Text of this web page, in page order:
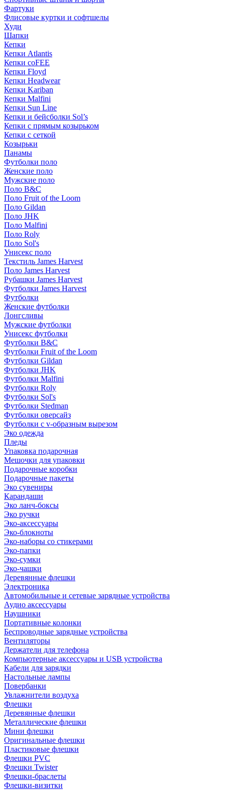
Фартуки
Флисовые куртки и софтшелы
Худи
Шапки
Кепки
Кепки Atlantis
Кепки coFEE
Кепки Floyd
Кепки Headwear
Кепки Kariban
Кепки Malfini
Кепки Sun Line
Кепки и бейсболки Sol’s
Кепки с прямым козырьком
Кепки с сеткой
Козырьки
Панамы
Футболки поло
Женские поло
Мужские поло
Поло B&C
Поло Fruit of the Loom
Поло Gildan
Поло JHK
Поло Malfini
Поло Roly
Поло Sol's
Унисекс поло
Текстиль James Harvest
Поло James Harvest
Рубашки James Harvest
Футболки James Harvest
Футболки
Женские футболки
Лонгсливы
Мужские футболки
Унисекс футболки
Футболки B&C
Футболки Fruit of the Loom
Футболки Gildan
Футболки JHK
Футболки Malfini
Футболки Roly
Футболки Sol's
Футболки Stedman
Футболки оверсайз
Футболки с v-образным вырезом
Эко одежда
Пледы
Упаковка подарочная
Мешочки для упаковки
Подарочные коробки
Подарочные пакеты
Эко сувениры
Карандаши
Эко ланч-боксы
Эко ручки
Эко-аксессуары
Эко-блокноты
Эко-наборы со стикерами
Эко-папки
Эко-сумки
Эко-чашки
Деревянные флешки
Электроника
Автомобильные и сетевые зарядные устройства
Аудио аксессуары
Наушники
Портативные колонки
Беспроводные зарядные устройства
Вентиляторы
Держатели для телефона
Компьютерные аксессуары и USB устройства
Кабели для зарядки
Настольные лампы
Повербанки
Увлажнители воздуха
Флешки
Деревянные флешки
Металлические флешки
Мини флешки
Оригинальные флешки
Пластиковые флешки
Флешки PVC
Флешки Twister
Флешки-браслеты
Флешки-визитки